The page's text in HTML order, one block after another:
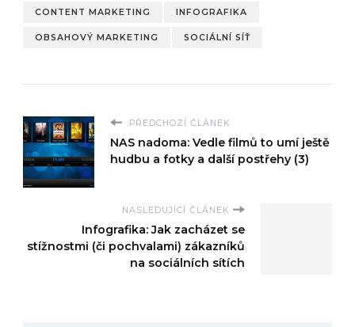
CONTENT MARKETING INFOGRAFIKA
OBSAHOVÝ MARKETING SOCIÁLNÍ SÍŤ
PŘEDCHOZÍ ČLÁNEK
NAS nadoma: Vedle filmů to umí ještě
hudbu a fotky a další postřehy (3)
NASLEDUJÍCÍ ČLÁNEK
Infografika: Jak zacházet se
stížnostmi (či pochvalami) zákazníků
na sociálních sítích